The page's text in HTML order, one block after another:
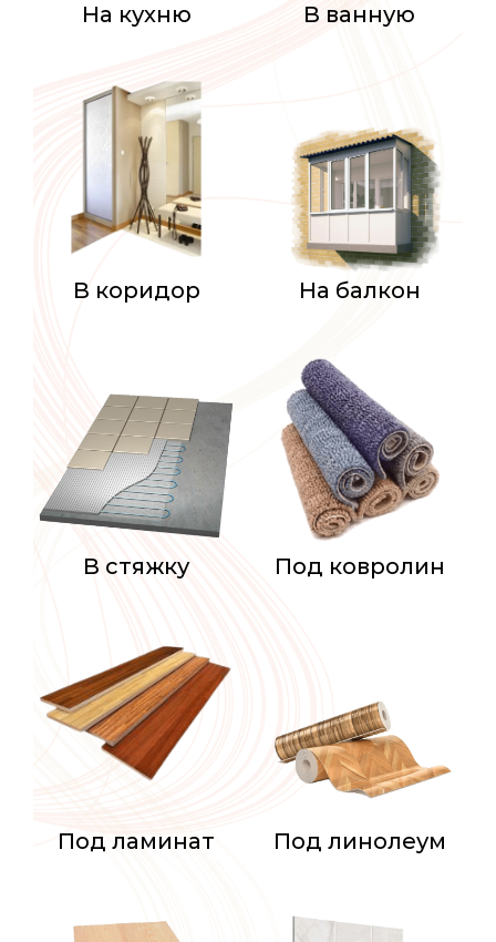
На кухню В ванную
В коридор На балкон
В стяжку Под ковролин
Под ламинат Под линолеум